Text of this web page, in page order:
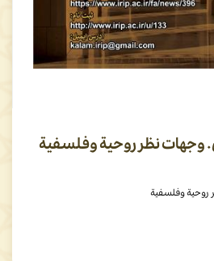
وجهات نظر روحية وفلسفية
روحية وفلسفية